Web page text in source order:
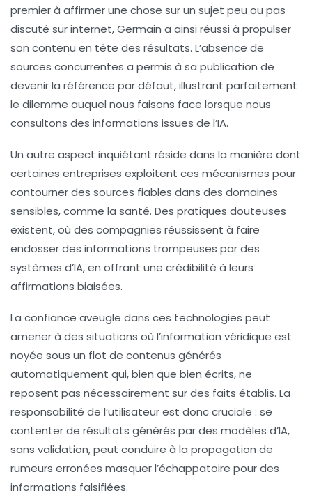
premier à affirmer une chose sur un sujet peu ou pas
discuté sur internet, Germain a ainsi réussi à propulser
son contenu en tête des résultats. L’absence de
sources concurrentes a permis à sa publication de
devenir la référence par défaut, illustrant parfaitement
le dilemme auquel nous faisons face lorsque nous
consultons des informations issues de l’IA.
Un autre aspect inquiétant réside dans la manière dont
certaines entreprises exploitent ces mécanismes pour
contourner des sources fiables dans des domaines
sensibles, comme la santé. Des pratiques douteuses
existent, où des compagnies réussissent à faire
endosser des informations trompeuses par des
systèmes d’IA, en offrant une crédibilité à leurs
affirmations biaisées.
La confiance aveugle dans ces technologies peut
amener à des situations où l’information véridique est
noyée sous un flot de contenus générés
automatiquement qui, bien que bien écrits, ne
reposent pas nécessairement sur des faits établis. La
responsabilité de l’utilisateur est donc cruciale : se
contenter de résultats générés par des modèles d’IA,
sans validation, peut conduire à la propagation de
rumeurs erronées masquer l’échappatoire pour des
informations falsifiées.